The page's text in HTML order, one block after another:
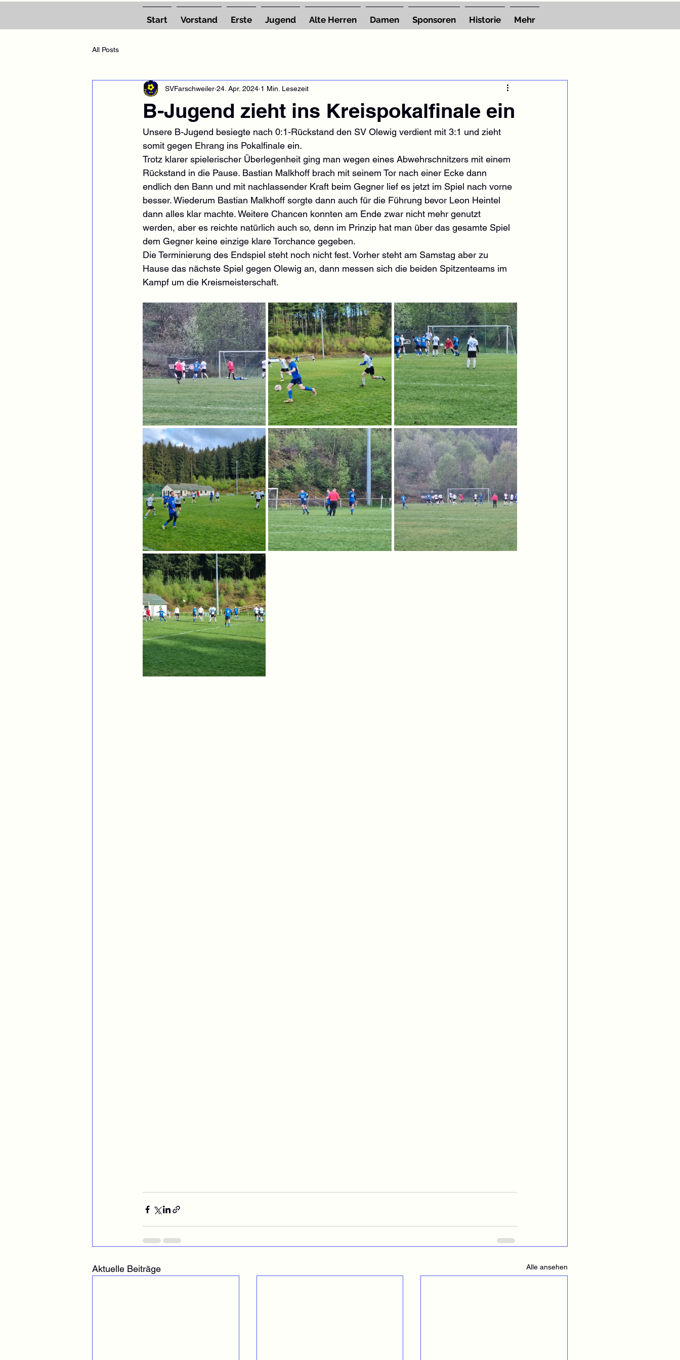
Start Vorstand Erste Jugend Alte Herren Damen Sponsoren Historie Mehr
All Posts
B-Jugend zieht ins Kreispokalfinale ein
SVFarschweiler 24. Apr. 2024 1 Min. Lesezeit
Unsere B-Jugend besiegte nach 0:1-Rückstand den SV Olewig verdient mit 3:1 und zieht
somit gegen Ehrang ins Pokalfinale ein.
Trotz klarer spielerischer Überlegenheit ging man wegen eines Abwehrschnitzers mit einem
Rückstand in die Pause. Bastian Malkhoff brach mit seinem Tor nach einer Ecke dann
endlich den Bann und mit nachlassender Kraft beim Gegner lief es jetzt im Spiel nach vorne
besser. Wiederum Bastian Malkhoff sorgte dann auch für die Führung bevor Leon Heintel
dann alles klar machte. Weitere Chancen konnten am Ende zwar nicht mehr genutzt
werden, aber es reichte natürlich auch so, denn im Prinzip hat man über das gesamte Spiel
dem Gegner keine einzige klare Torchance gegeben.
Die Terminierung des Endspiel steht noch nicht fest. Vorher steht am Samstag aber zu
Hause das nächste Spiel gegen Olewig an, dann messen sich die beiden Spitzenteams im
Kampf um die Kreismeisterschaft.
Aktuelle Beiträge Alle ansehen